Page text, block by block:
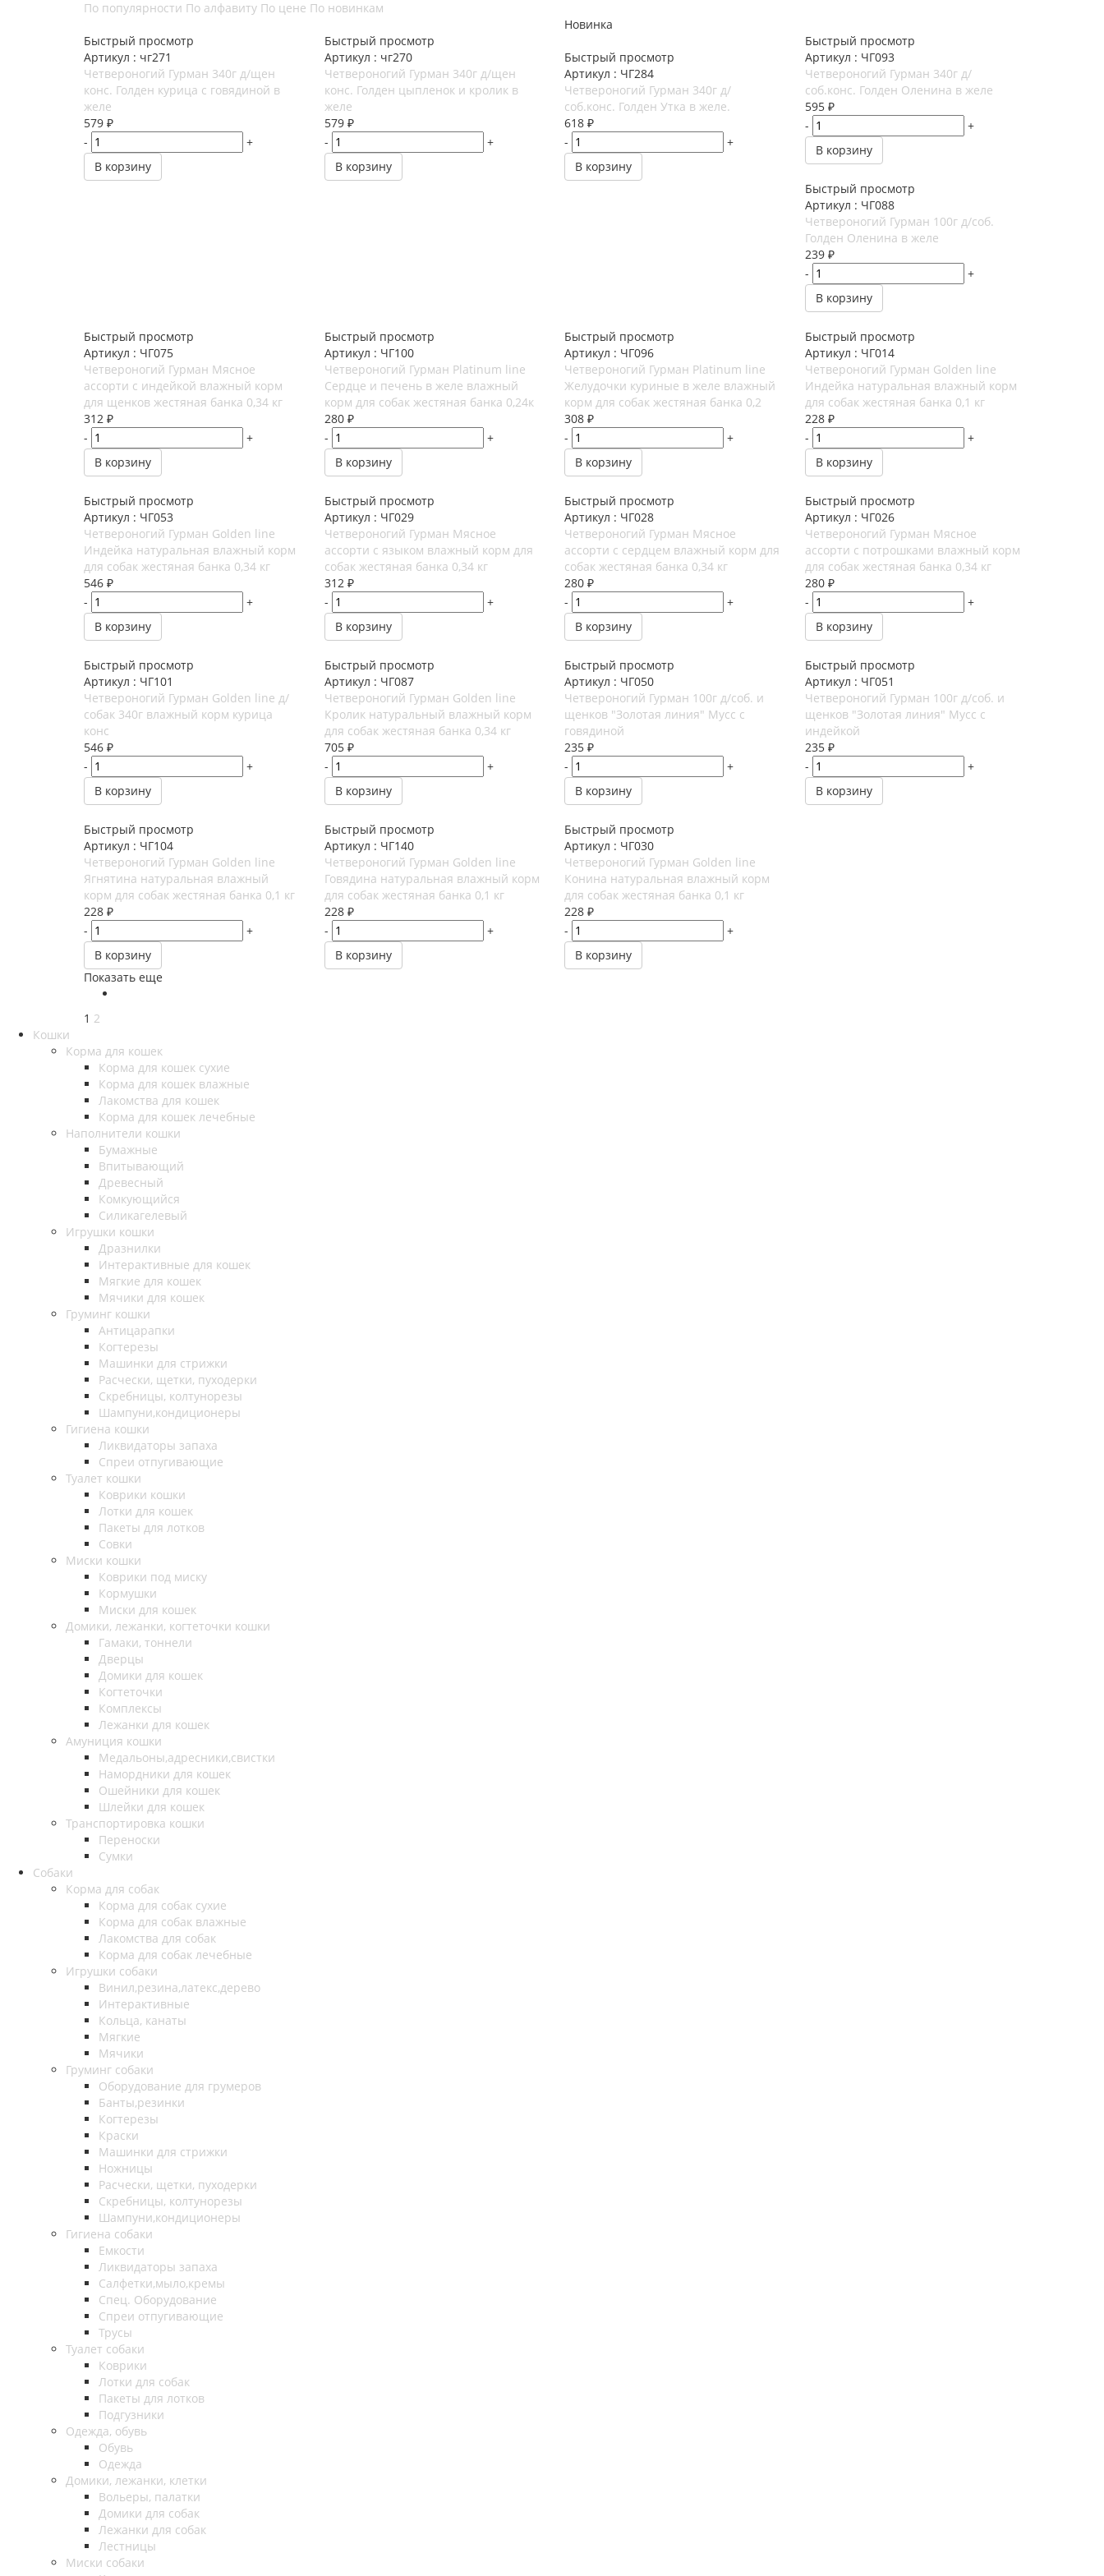
По популярности По алфавиту По цене По новинкам
Быстрый просмотр
Артикул : чг271
Четвероногий Гурман 340г д/щен
конс. Голден курица с говядиной в
желе
579 ₽
-
+
В корзину
Быстрый просмотр
Артикул : чг270
Четвероногий Гурман 340г д/щен
конс. Голден цыпленок и кролик в
желе
579₽
-
+
В корзину
Новинка
Быстрый просмотр
Артикул : ЧГ284
Четвероногий Гурман 340г д/
соб.конс. Голден Утка в желе.
618 ₽
-
+
В корзину
Быстрый просмотр
Артикул : ЧГ093
Четвероногий Гурман 340г д/
соб.конс. Голден Оленина в желе
595₽
-
+
В корзину
Быстрый просмотр
Артикул : ЧГ088
Четвероногий Гурман 100г д/соб.
Голден Оленина в желе
239₽
-
+
В корзину
Быстрый просмотр
Артикул : ЧГ075
Четвероногий Гурман Мясное
ассорти с индейкой влажный корм
для щенков жестяная банка 0,34 кг
312 ₽
-
+
В корзину
Быстрый просмотр
Артикул : ЧГ100
Четвероногий Гурман Platinum line
Сердце и печень в желе влажный
корм для собак жестяная банка 0,24к
280₽
-
+
В корзину
Быстрый просмотр
Артикул : ЧГ096
Четвероногий Гурман Platinum line
Желудочки куриные в желе влажный
корм для собак жестяная банка 0,2
308 ₽
-
+
В корзину
Быстрый просмотр
Артикул : ЧГ014
Четвероногий Гурман Golden line
Индейка натуральная влажный корм
для собак жестяная банка 0,1 кг
228₽
-
+
В корзину
Быстрый просмотр
Артикул : ЧГ053
Четвероногий Гурман Golden line
Индейка натуральная влажный корм
для собак жестяная банка 0,34 кг
546 ₽
-
+
В корзину
Быстрый просмотр
Артикул : ЧГ029
Четвероногий Гурман Мясное
ассорти с языком влажный корм для
собак жестяная банка 0,34 кг
312₽
-
+
В корзину
Быстрый просмотр
Артикул : ЧГ028
Четвероногий Гурман Мясное
ассорти с сердцем влажный корм для
собак жестяная банка 0,34 кг
280 ₽
-
+
В корзину
Быстрый просмотр
Артикул : ЧГ026
Четвероногий Гурман Мясное
ассорти с потрошками влажный корм
для собак жестяная банка 0,34 кг
280₽
-
+
В корзину
Быстрый просмотр
Артикул : ЧГ101
Четвероногий Гурман Golden line д/
собак 340г влажный корм курица
конс
546 ₽
-
+
В корзину
Быстрый просмотр
Артикул : ЧГ087
Четвероногий Гурман Golden line
Кролик натуральный влажный корм
для собак жестяная банка 0,34 кг
705₽
-
+
В корзину
Быстрый просмотр
Артикул : ЧГ050
Четвероногий Гурман 100г д/соб. и
щенков "Золотая линия" Мусс с
говядиной
235 ₽
-
+
В корзину
Быстрый просмотр
Артикул : ЧГ051
Четвероногий Гурман 100г д/соб. и
щенков "Золотая линия" Мусс с
индейкой
235₽
-
+
В корзину
Быстрый просмотр
Артикул : ЧГ104
Четвероногий Гурман Golden line
Ягнятина натуральная влажный
корм для собак жестяная банка 0,1 кг
228 ₽
-
+
В корзину
Быстрый просмотр
Артикул : ЧГ140
Четвероногий Гурман Golden line
Говядина натуральная влажный корм
для собак жестяная банка 0,1 кг
228₽
-
+
В корзину
Быстрый просмотр
Артикул : ЧГ030
Четвероногий Гурман Golden line
Конина натуральная влажный корм
для собак жестяная банка 0,1 кг
228 ₽
-
+
В корзину
Показать еще
1 2
Кошки
Корма для кошек
Корма для кошек сухие
Корма для кошек влажные
Лакомства для кошек
Корма для кошек лечебные
Наполнители кошки
Бумажные
Впитывающий
Древесный
Комкующийся
Силикагелевый
Игрушки кошки
Дразнилки
Интерактивные для кошек
Мягкие для кошек
Мячики для кошек
Груминг кошки
Антицарапки
Когтерезы
Машинки для стрижки
Расчески, щетки, пуходерки
Скребницы, колтунорезы
Шампуни,кондиционеры
Гигиена кошки
Ликвидаторы запаха
Спреи отпугивающие
Туалет кошки
Коврики кошки
Лотки для кошек
Пакеты для лотков
Совки
Миски кошки
Коврики под миску
Кормушки
Миски для кошек
Домики, лежанки, когтеточки кошки
Гамаки, тоннели
Дверцы
Домики для кошек
Когтеточки
Комплексы
Лежанки для кошек
Амуниция кошки
Медальоны,адресники,свистки
Намордники для кошек
Ошейники для кошек
Шлейки для кошек
Транспортировка кошки
Переноски
Сумки
Собаки
Корма для собак
Корма для собак сухие
Корма для собак влажные
Лакомства для собак
Корма для собак лечебные
Игрушки собаки
Винил,резина,латекс,дерево
Интерактивные
Кольца, канаты
Мягкие
Мячики
Груминг собаки
Оборудование для грумеров
Банты,резинки
Когтерезы
Краски
Машинки для стрижки
Ножницы
Расчески, щетки, пуходерки
Скребницы, колтунорезы
Шампуни,кондиционеры
Гигиена собаки
Емкости
Ликвидаторы запаха
Салфетки,мыло,кремы
Спец. Оборудование
Спреи отпугивающие
Трусы
Туалет собаки
Коврики
Лотки для собак
Пакеты для лотков
Подгузники
Одежда, обувь
Обувь
Одежда
Домики, лежанки, клетки
Вольеры, палатки
Домики для собак
Лежанки для собак
Лестницы
Миски собаки